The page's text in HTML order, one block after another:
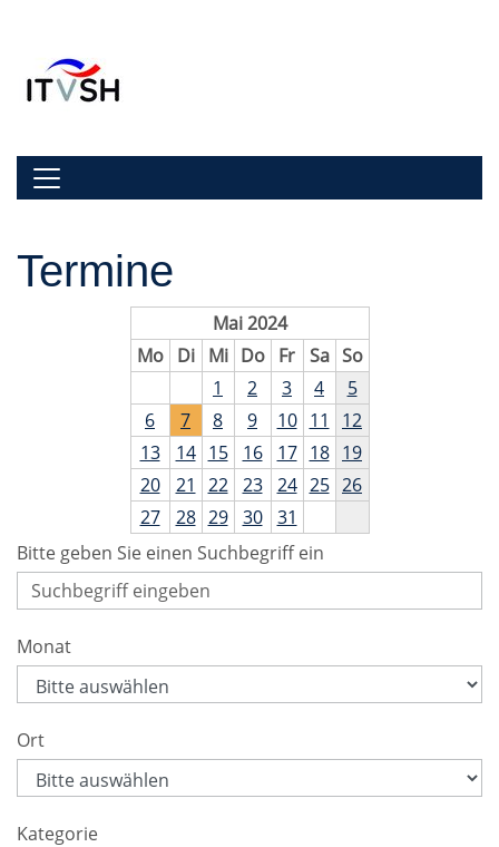
Navigation umschalten
Termine
Mai 2024
Mo
Di Mi Do Fr Sa So
1
2 3 4
5
6
7 8 9 10 11
12
13
14 15 16 17 18 19
20
21 22 23 24 25 26
27
28 29 30
31
Bitte geben Sie einen Suchbegriff ein
Monat
Ort
Kategorie